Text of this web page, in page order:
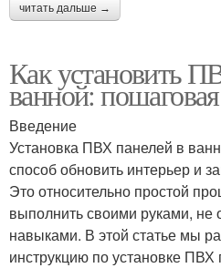
читать дальше →
Как установить
ванной:
Введение
Установка ПВХ панелей в
способ обновить интерьер и
Это относительно простой
выполнить своими руками, не
навыками. В этой статье мы
инструкцию по установке ПВХ